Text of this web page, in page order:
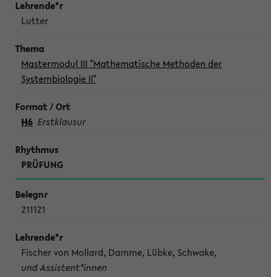
Lutter
Mastermodul III "Mathematische Methoden der
Systembiologie II"
H6 Erstklausur
PRÜFUNG
211121
Fischer von Mollard, Damme, Lübke, Schwake,
und Assistent*innen